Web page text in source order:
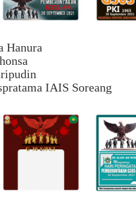
Hanura
IAIS Soreang